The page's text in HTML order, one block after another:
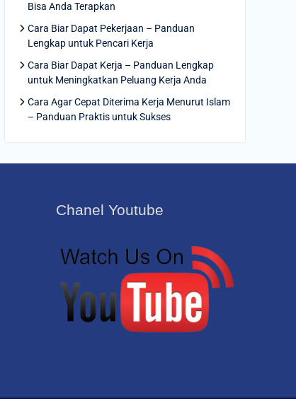
Bisa Anda Terapkan
Cara Biar Dapat Pekerjaan – Panduan
Lengkap untuk Pencari Kerja
Cara Biar Dapat Kerja – Panduan Lengkap
untuk Meningkatkan Peluang Kerja Anda
Cara Agar Cepat Diterima Kerja Menurut Islam
– Panduan Praktis untuk Sukses
Chanel Youtube